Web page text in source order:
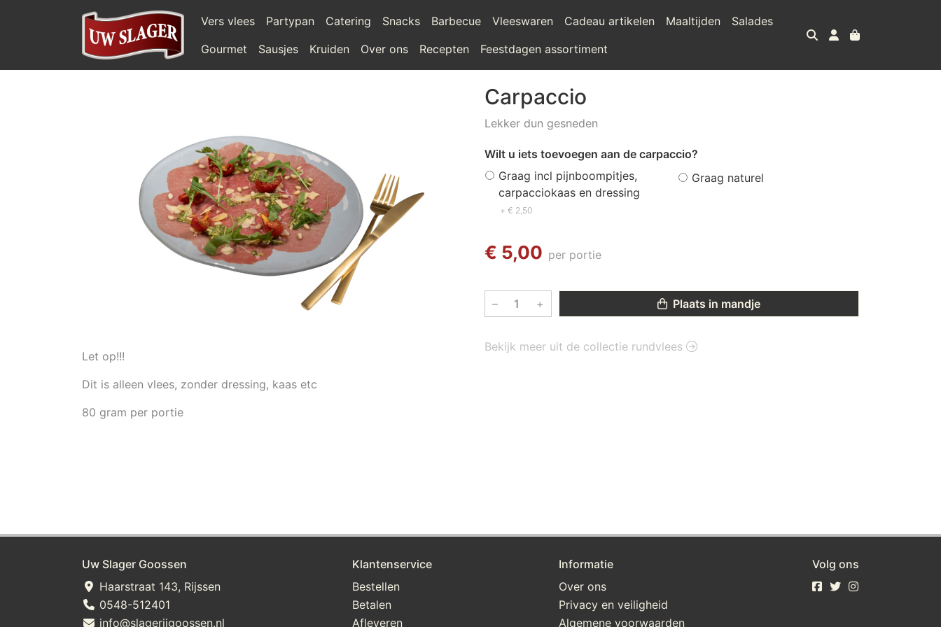
Vers vlees Partypan Catering Snacks Barbecue Vleeswaren Cadeau artikelen Maaltijden
Salades
Gourmet
Sausjes Kruiden Over ons Recepten Feestdagen assortiment
Let op!!!
Dit is alleen vlees, zonder dressing, kaas etc
80 gram per portie
Carpaccio
Lekker dun gesneden
Wilt u iets toevoegen aan de carpaccio?
Graag incl pijnboompitjes,
carpacciokaas en dressing
+ € 2,50
Graag naturel
€ 5,00 per portie
– + Plaats in mandje
Bekijk meer uit de collectie rundvlees
Uw Slager Goossen
Haarstraat 143, Rijssen
0548-512401
info@slagerijgoossen.nl
Klantenservice
Bestellen
Betalen
Afleveren
Informatie
Over ons
Privacy en veiligheid
Algemene voorwaarden
Volg ons